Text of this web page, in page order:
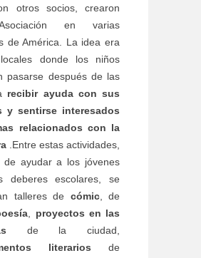
otros socios, crearon
en varias
de América. La idea era
donde los niños
pasarse después de las
recibir ayuda con sus
y sentirse interesados
relacionados con la
.Entre estas actividades,
de ayudar a los jóvenes
deberes escolares, se
talleres de cómic, de
, proyectos en las
de la ciudad,
literarios de